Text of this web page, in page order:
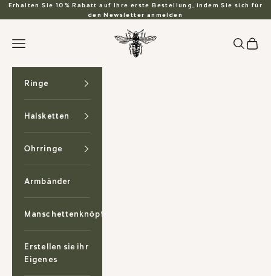
Zum Inhalt springen
Erhalten Sie 10% Rabatt auf Ihre erste Bestellung, indem Sie sich für
den Newsletter anmelden
Anzu Jewelry
Menü Suchen
Ringe
Halsketten
Ohrringe
Armbänder
Manschettenknöpfe
Erstellen sie ihr
Eigenes